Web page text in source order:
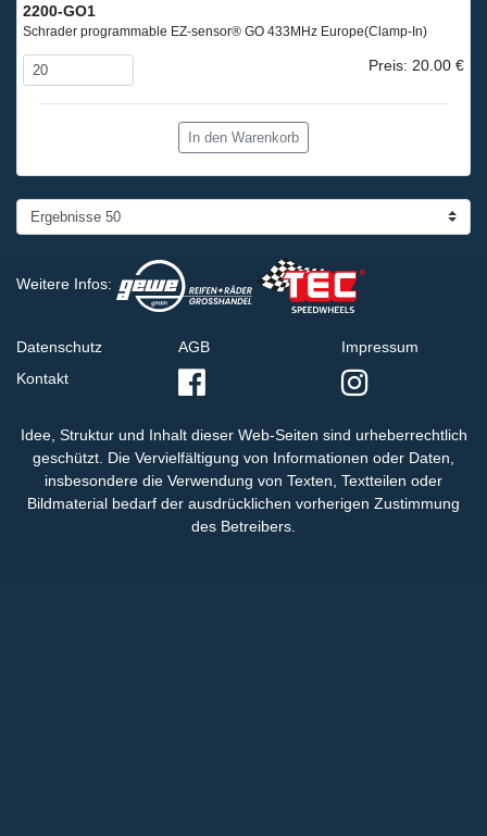
2200-GO1
Schrader programmable EZ-sensor® GO 433MHz Europe(Clamp-In)
Preis: 20.00 €
In den Warenkorb
Weitere Infos:
Datenschutz
Kontakt
AGB Impressum
Idee, Struktur und Inhalt dieser Web-Seiten sind urheberrechtlich
geschützt. Die Vervielfältigung von Informationen oder Daten,
insbesondere die Verwendung von Texten, Textteilen oder
Bildmaterial bedarf der ausdrücklichen vorherigen Zustimmung
des Betreibers.